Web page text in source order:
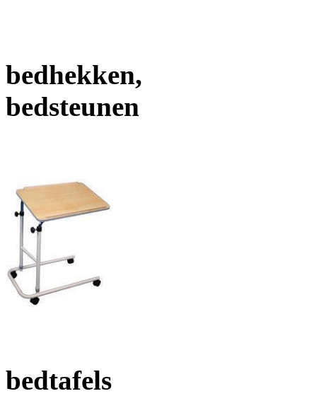
bedhekken,
bedsteunen
bedtafels